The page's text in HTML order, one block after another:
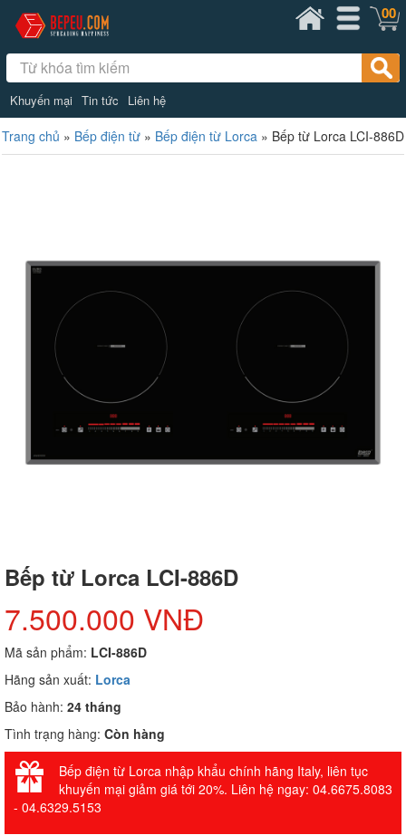
Khuyến mại Tin tức Liên hệ
00
Trang chủ » Bếp điện từ » Bếp điện từ Lorca » Bếp từ Lorca LCI-886D
Bếp từ Lorca LCI-886D
7.500.000 VNĐ
Mã sản phẩm: LCI-886D
Hãng sản xuất: Lorca
Bảo hành: 24 tháng
Tình trạng hàng: Còn hàng
Bếp điện từ Lorca nhập khẩu chính hãng Italy, liên tục
khuyến mại giảm giá tới 20%. Liên hệ ngay: 04.6675.8083
- 04.6329.5153